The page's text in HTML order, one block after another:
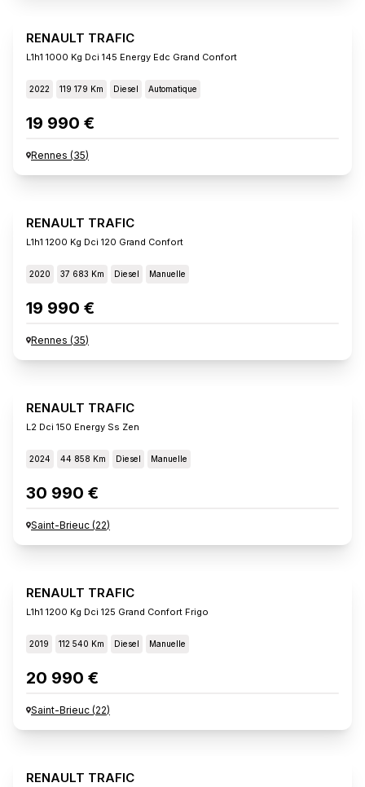
RENAULT TRAFIC
L1h1 1000 Kg Dci 145 Energy Edc Grand Confort
2022 119 179 Km Diesel Automatique
19 990 €
Rennes (35)
RENAULT TRAFIC
L1h1 1200 Kg Dci 120 Grand Confort
2020 37 683 Km Diesel Manuelle
19 990 €
Rennes (35)
RENAULT TRAFIC
L2 Dci 150 Energy Ss Zen
2024 44 858 Km Diesel Manuelle
30 990 €
Saint-Brieuc (22)
RENAULT TRAFIC
L1h1 1200 Kg Dci 125 Grand Confort Frigo
2019 112 540 Km Diesel Manuelle
20 990 €
Saint-Brieuc (22)
RENAULT TRAFIC